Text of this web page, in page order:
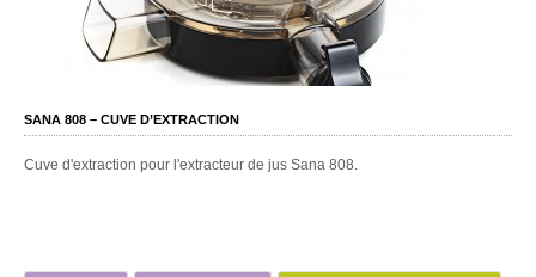
SANA 808 – CUVE D’EXTRACTION
Cuve d'extraction pour l'extracteur de jus Sana 808.